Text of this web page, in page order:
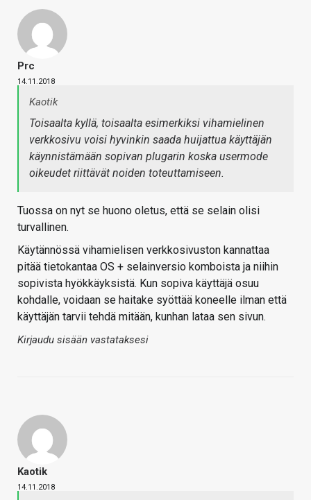
Prc
14.11.2018
Kaotik
Toisaalta kyllä, toisaalta esimerkiksi vihamielinen
verkkosivu voisi hyvinkin saada huijattua käyttäjän
käynnistämään sopivan plugarin koska usermode
oikeudet riittävät noiden toteuttamiseen.
Tuossa on nyt se huono oletus, että se selain olisi
turvallinen.
Käytännössä vihamielisen verkkosivuston kannattaa
pitää tietokantaa OS + selainversio komboista ja niihin
sopivista hyökkäyksistä. Kun sopiva käyttäjä osuu
kohdalle, voidaan se haitake syöttää koneelle ilman että
käyttäjän tarvii tehdä mitään, kunhan lataa sen sivun.
Kirjaudu sisään vastataksesi
Kaotik
14.11.2018